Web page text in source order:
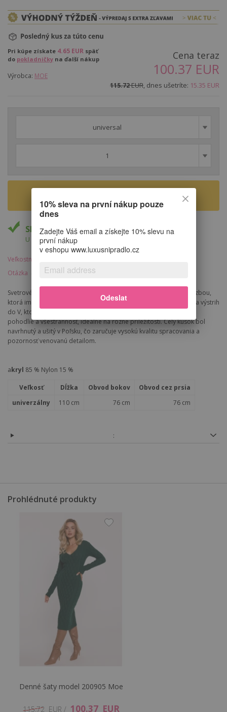
Pri kúpe získate 4.65 EUR späť
do pokladničky na ďalší nákup
Výrobca: MOE
Cena teraz
100.37 EUR
115.72EUR, dnes ušetríte: 15.35 EUR
universal
1
Skladom
U Vás do 17.8.
Veľkostná tabuľka
Otázka
Svetrové šaty priliehavého strihu vyrobené z priadze s pestrou väzbou,
ktorá im dodáva jedinečnú štruktúru a mäkkosť. Majú dlhé rukávy a výstrih
do V, ktorý zvýrazňuje krk a dodáva eleganciu. Midi dĺžka ponúka
pohodlie a všestrannosť, ideálne na rôzne príležitosti. Celý kúsok bol
navrhnutý a ušitý v Poľsku, čo zaručuje vysokú kvalitu spracovania a
pozornosť venovanú detailom.
akryl 85 % Nylon 15 %
Veľkosť Dĺžka Obvod bokov
Obvod cez prsia
univerzálny
110 cm 76 cm 76 cm
:
Prohlédnuté produkty
Denné šaty model 200905 Moe
115.72 EUR / 100.37 EUR
10% sleva na první nákup pouze
dnes
Zadejte Váš email a získejte 10% slevu na
první nákup
v eshopu www.luxusnipradlo.cz
Odeslat